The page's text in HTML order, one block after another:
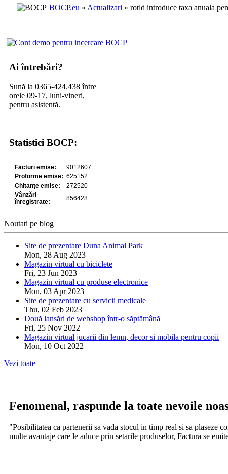
BOCP.eu » Actualizari » rotld introduce taxa anuala
Ai întrebări?
Sună la 0365-424.438 între
orele 09-17, luni-vineri,
pentru asistentă.
Statistici BOCP:
Noutati pe blog
Site de prezentare Duna Animal Park
Mon, 28 Aug 2023
Magazin virtual cu biciclete
Fri, 23 Jun 2023
Magazin virtual cu produse electronice
Mon, 03 Apr 2023
Site de prezentare cu servicii medicale
Thu, 02 Feb 2023
Două lansări de webshop într-o săptămână
Fri, 25 Nov 2022
Magazin virtual jucarii din lemn, decor si mobila pentru copii
Mon, 10 Oct 2022
Vezi toate
Fenomenal, raspunde la toate nevoile
"Posibilitatea ca partenerii sa vada stocul in timp real si sa plaseze
multe avantaje care le aduce prin setarile produselor, Factura se